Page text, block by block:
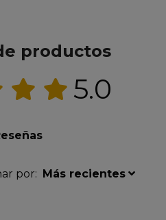
productos
5.0
por: Más recientes